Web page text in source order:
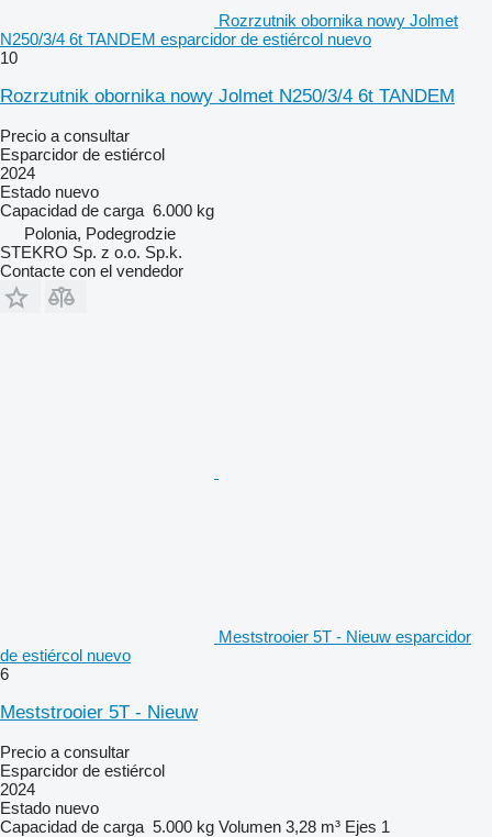
Rozrzutnik obornika nowy Jolmet
N250/3/4 6t TANDEM esparcidor de estiércol nuevo
10
Rozrzutnik obornika nowy Jolmet N250/3/4 6t TANDEM
Precio a consultar
Esparcidor de estiércol
2024
Estado nuevo
Capacidad de carga 6.000 kg
Polonia, Podegrodzie
STEKRO Sp. z o.o. Sp.k.
Contacte con el vendedor
Meststrooier 5T - Nieuw esparcidor
de estiércol nuevo
6
Meststrooier 5T - Nieuw
Precio a consultar
Esparcidor de estiércol
2024
Estado nuevo
Capacidad de carga 5.000 kg Volumen 3,28 m³ Ejes 1